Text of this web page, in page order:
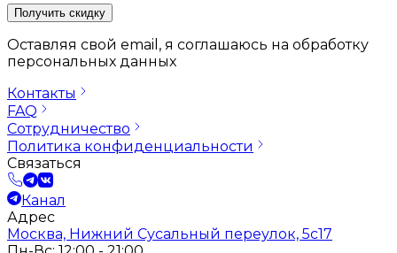
Получить скидку
Оставляя свой email, я соглашаюсь на обработку
персональных данных
Контакты
FAQ
Сотрудничество
Политика конфиденциальности
Связаться
Канал
Адрес
Москва, Нижний Сусальный переулок, 5с17